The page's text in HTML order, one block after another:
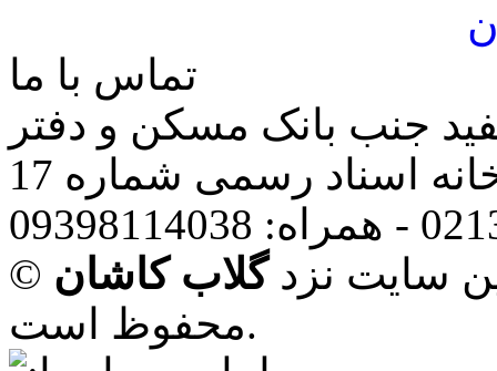
تماس با ما
جنب بانک مسکن و دفتر
اسناد رسمی شماره 17
سایت نزدگلاب کاشان
محفوظ است.